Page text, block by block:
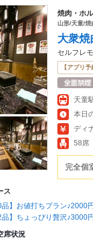
焼肉・ホ
山形/天童/焼
大衆
セルフレ
【アプリ
天童
本日
ディ
58席
完全個
ス
】お値打ちプラン♪2000
】ちょっぴり贅沢♪3000
席状況